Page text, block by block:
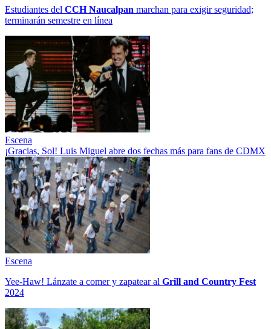
Estudiantes del CCH Naucalpan marchan para exigir seguridad;
terminarán semestre en línea
Escena
¡Gracias, Sol! Luis Miguel abre dos fechas más para fans de CDMX
Escena
Yee-Haw! Lánzate a comer y zapatear al Grill and Country Fest
2024